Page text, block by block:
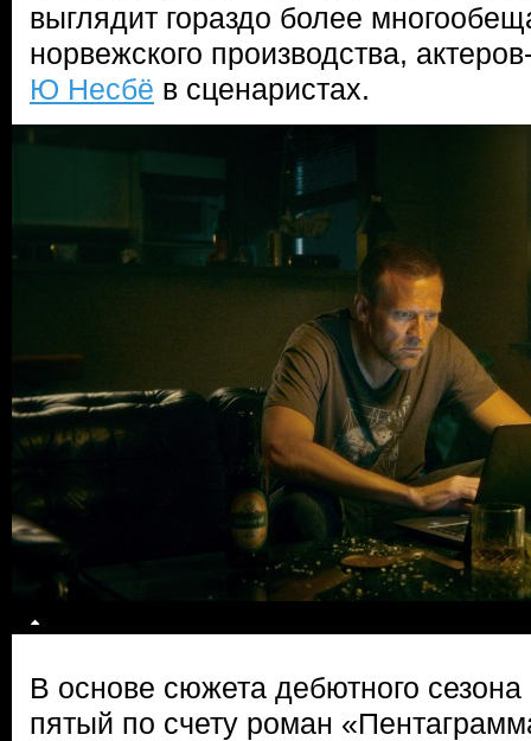
выглядит гораздо более
норвежского производства,
Ю Несбё в сценаристах.
В основе сюжета дебютного сезона
пятый по счету роман